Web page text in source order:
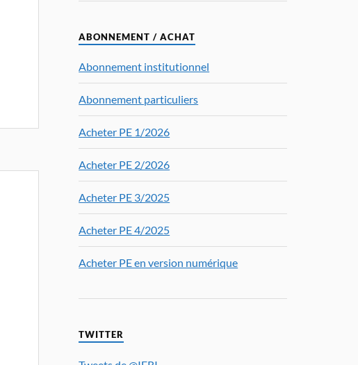
ABONNEMENT / ACHAT
Abonnement institutionnel
Abonnement particuliers
Acheter PE 1/2026
Acheter PE 2/2026
Acheter PE 3/2025
Acheter PE 4/2025
Acheter PE en version numérique
TWITTER